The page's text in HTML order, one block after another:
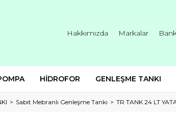
Hakkımızda Markalar
HİDROFOR GENLEŞME TANKI
Sabit Mebranlı Genleşme Tankı TR TANK 24 LT